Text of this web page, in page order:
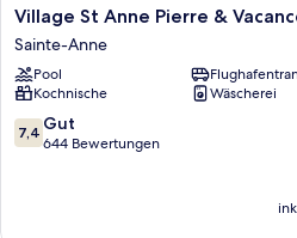
Village
St
Anne
Pierre
&
Vacances
Sainte-
Village St Anne Pierre &
Sainte-Anne
Pool
Kochnische
Wäscherei
7.4
von
7,4 Gut
644 Bewertungen